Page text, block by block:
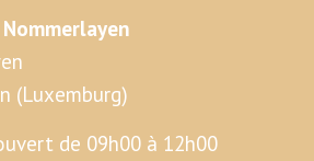
(Luxemburg)
de 09h00 à 12h00